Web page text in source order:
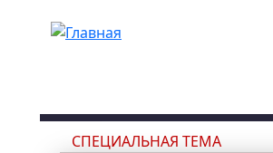
СПЕЦИАЛЬНАЯ ТЕМА